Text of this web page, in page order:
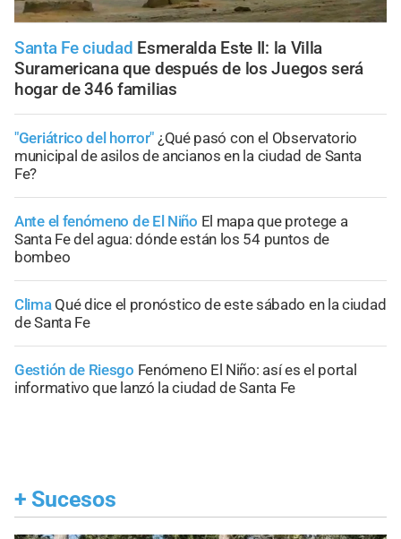
Santa Fe ciudad Esmeralda Este II: la Villa
Suramericana que después de los Juegos será
hogar de 346 familias
"Geriátrico del horror" ¿Qué pasó con el Observatorio
municipal de asilos de ancianos en la ciudad de Santa
Fe?
Ante el fenómeno de El Niño El mapa que protege a
Santa Fe del agua: dónde están los 54 puntos de
bombeo
Clima Qué dice el pronóstico de este sábado en la ciudad
de Santa Fe
Gestión de Riesgo Fenómeno El Niño: así es el portal
informativo que lanzó la ciudad de Santa Fe
+ Sucesos